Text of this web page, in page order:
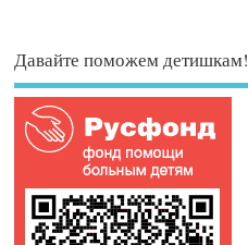
Давайте поможем детишкам!